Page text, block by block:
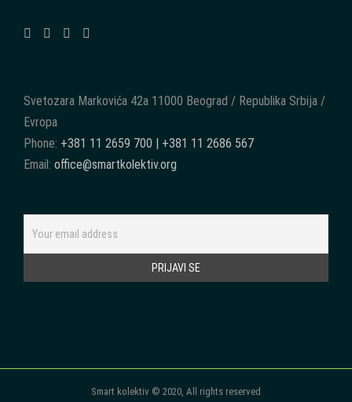
Svetozara Markovića 42a 11000 Beograd / Republika Srbija /
Evropa
Phone: +381 11 2659 700 | +381 11 2686 567
Email: office@smartkolektiv.org
Smart kolektiv © 2020, All rights reserved